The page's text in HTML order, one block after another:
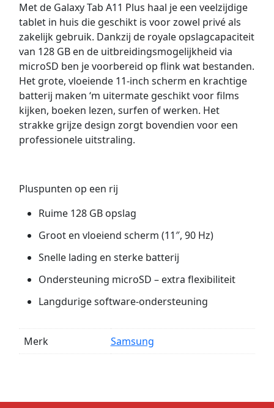
Met de Galaxy Tab A11 Plus haal je een veelzijdige
tablet in huis die geschikt is voor zowel privé als
zakelijk gebruik. Dankzij de royale opslagcapaciteit
van 128 GB en de uitbreidingsmogelijkheid via
microSD ben je voorbereid op flink wat bestanden.
Het grote, vloeiende 11-inch scherm en krachtige
batterij maken ‘m uitermate geschikt voor films
kijken, boeken lezen, surfen of werken. Het
strakke grijze design zorgt bovendien voor een
professionele uitstraling.
Pluspunten op een rij
Ruime 128 GB opslag
Groot en vloeiend scherm (11″, 90 Hz)
Snelle lading en sterke batterij
Ondersteuning microSD – extra flexibiliteit
Langdurige software-ondersteuning
Merk Samsung